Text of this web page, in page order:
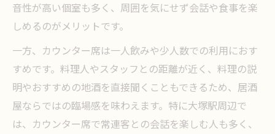
音性が高い個室も多く、周囲を気にせず会話や食事を楽
しめるのがメリットです。
一方、カウンター席は一人飲みや少人数での利用におす
すめです。料理人やスタッフとの距離が近く、料理の説
明やおすすめの地酒を直接聞くこともできるため、居酒
屋ならではの臨場感を味わえます。特に大塚駅周辺で
は、カウンター席で常連客との会話を楽しむ人も多く、